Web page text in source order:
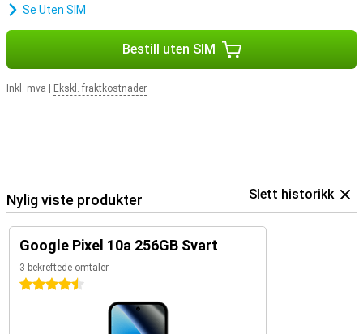
Se Uten SIM
Bestill uten SIM
Inkl. mva Ekskl. fraktkostnader
Nylig viste produkter Slett historikk
Google Pixel 10a 256GB Svart
3 bekreftede omtaler
4.5 stjerner